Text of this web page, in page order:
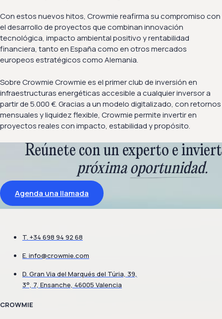
Con estos nuevos hitos, Crowmie reafirma su compromiso con
el desarrollo de proyectos que combinan innovación
tecnológica, impacto ambiental positivo y rentabilidad
financiera, tanto en España como en otros mercados
europeos estratégicos como Alemania.
Sobre Crowmie Crowmie es el primer club de inversión en
infraestructuras energéticas accesible a cualquier inversor a
partir de 5.000 €. Gracias a un modelo digitalizado, con retornos
mensuales y liquidez flexible, Crowmie permite invertir en
proyectos reales con impacto, estabilidad y propósito.
Reúnete con un experto e
próxima oportunidad.
Agenda una llamada
T. +34 698 94 92 68
E. info@crowmie.com
D. Gran Via del Marqués del Túria, 39,
3°, 7, Ensanche, 46005 Valencia
CROWMIE